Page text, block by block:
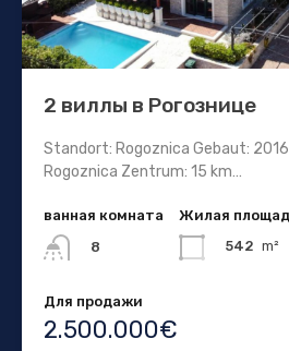
2 виллы в Рогознице
Standort: Rogoznica Gebaut:
Rogoznica Zentrum: 15 km…
ванная комната
8
Жилая
542 m²
Для продажи
2.500.000€